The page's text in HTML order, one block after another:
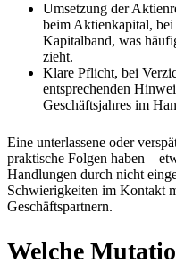
Umsetzung der
beim Aktienkapital,
Kapitalband, was
zieht.
Klare Pflicht, bei
entsprechenden
Geschäftsjahres im
Eine unterlassene oder
praktische Folgen haben –
Handlungen durch nicht
Schwierigkeiten im Kontakt
Geschäftspartnern.
Welche